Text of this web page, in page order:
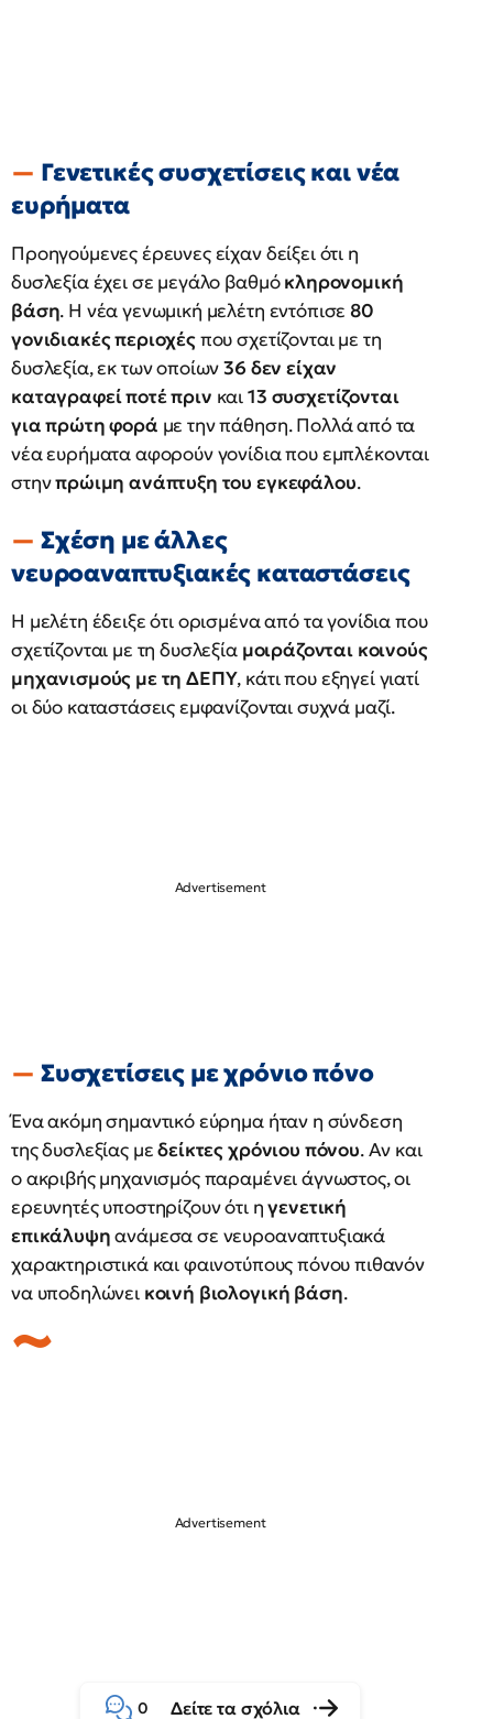
Γενετικές συσχετίσεις και νέα
ευρήματα
Προηγούμενες έρευνες είχαν δείξει ότι η
δυσλεξία έχει σε μεγάλο βαθμόκληρονομική
βάση. Η νέα γενωμική μελέτη εντόπισε80
γονιδιακές περιοχέςπου σχετίζονται με τη
δυσλεξία, εκ των οποίων36 δεν είχαν
καταγραφεί ποτέ πριν και13 συσχετίζονται
για πρώτη φορά με την πάθηση. Πολλά από τα
νέα ευρήματα αφορούν γονίδια που εμπλέκονται
στηνπρώιμη ανάπτυξη του εγκεφάλου.
Σχέση με άλλες
νευροαναπτυξιακές καταστάσεις
Η μελέτη έδειξε ότι ορισμένα από τα γονίδια που
σχετίζονται με τη δυσλεξία μοιράζονται κοινούς
μηχανισμούς με τη ΔΕΠΥ, κάτι που εξηγεί γιατί
οι δύο καταστάσεις εμφανίζονται συχνά μαζί.
Συσχετίσεις με χρόνιο πόνο
Ένα ακόμη σημαντικό εύρημα ήταν η σύνδεση
της δυσλεξίας μεδείκτες χρόνιου πόνου. Αν και
ο ακριβής μηχανισμός παραμένει άγνωστος, οι
ερευνητές υποστηρίζουν ότι ηγενετική
επικάλυψηανάμεσα σε νευροαναπτυξιακά
χαρακτηριστικά και φαινοτύπους πόνου πιθανόν
να υποδηλώνει κοινή βιολογική βάση.
0 Δείτε τα σχόλια